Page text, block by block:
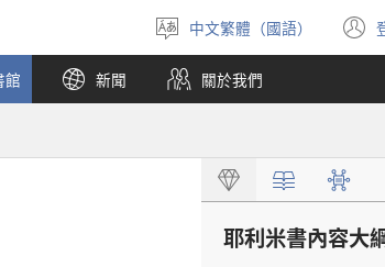
選
擇
語
言
中文繁體（國語）
館 新聞 關於我們
耶利米書內容大